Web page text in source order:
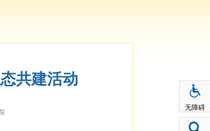
共建活动
无障碍